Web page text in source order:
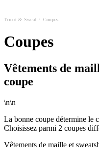
Tricot & Sweat Coupes
Coupes
Vêtements de
coupe
\n\n
La bonne coupe détermine le
Choisissez parmi 2 coupes
Vêtements de maille et